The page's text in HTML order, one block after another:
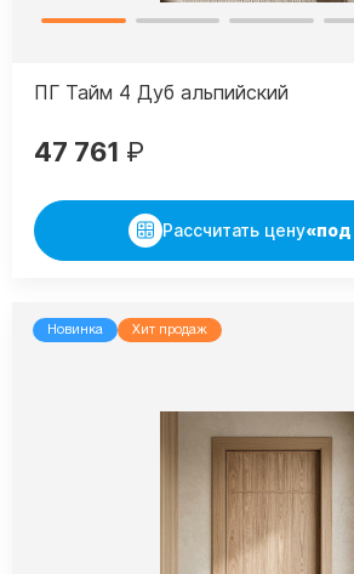
ПГ Тайм 4 Дуб альпийский
47 761 ₽
Рассчитать цену
Новинка Хит продаж